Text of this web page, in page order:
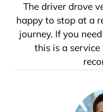
The driver drove
happy to stop at a
journey. If you
this is a